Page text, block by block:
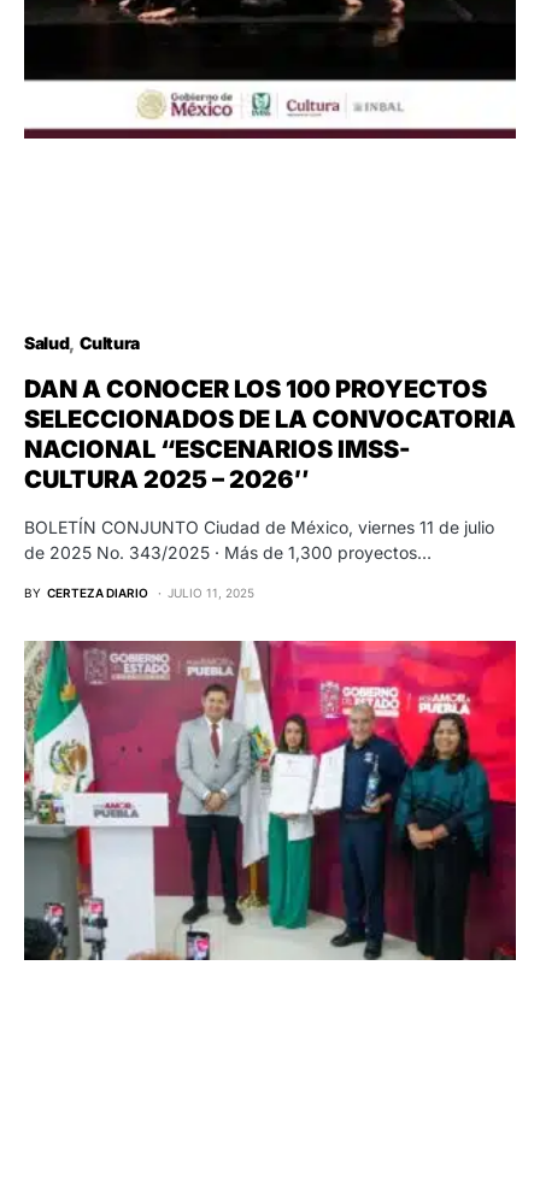
Salud Cultura
DAN A CONOCER LOS 100 PROYECTOS
SELECCIONADOS DE LA CONVOCATORIA
NACIONAL “ESCENARIOS IMSS-
CULTURA 2025 – 2026″
BOLETÍN CONJUNTO Ciudad de México, viernes 11 de julio
de 2025 No. 343/2025 · Más de 1,300 proyectos…
BY CERTEZA DIARIO JULIO 11, 2025